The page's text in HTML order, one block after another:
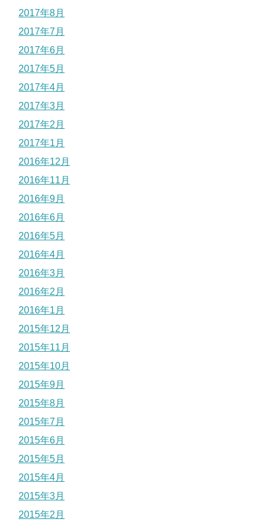
2017年8月
2017年7月
2017年6月
2017年5月
2017年4月
2017年3月
2017年2月
2017年1月
2016年12月
2016年11月
2016年9月
2016年6月
2016年5月
2016年4月
2016年3月
2016年2月
2016年1月
2015年12月
2015年11月
2015年10月
2015年9月
2015年8月
2015年7月
2015年6月
2015年5月
2015年4月
2015年3月
2015年2月